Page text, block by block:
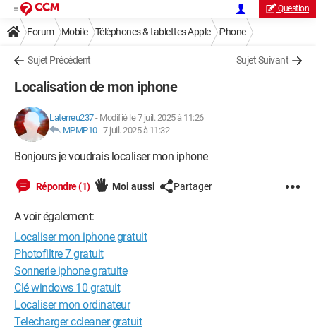
Question
Forum Mobile Téléphones & tablettes Apple iPhone
Sujet Précédent Sujet Suivant
Localisation de mon iphone
Laterreu237- Modifié le 7 juil. 2025 à 11:26
MPMP10-7 juil. 2025 à 11:32
Bonjours je voudrais localiser mon iphone
Répondre (1) Moi aussi Partager
A voir également:
Localiser mon iphone gratuit
Photofiltre 7 gratuit
Sonnerie iphone gratuite
Clé windows 10 gratuit
Localiser mon ordinateur
Telecharger ccleaner gratuit